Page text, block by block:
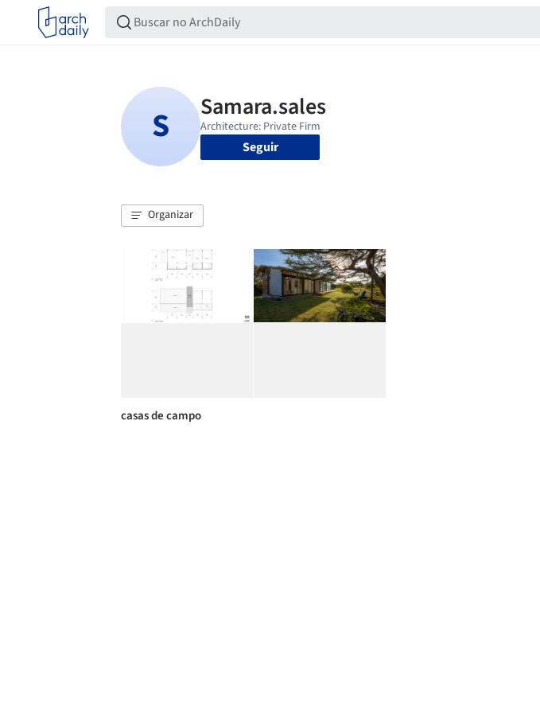
Seguir
Organizar
casas de campo